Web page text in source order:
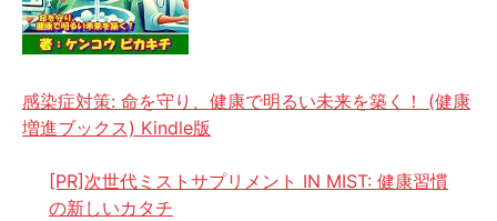
感染症対策: 命を守り、健康で明るい未来を築く！ (健康
増進ブックス) Kindle版
[PR]次世代ミストサプリメント IN MIST: 健康習慣
の新しいカタチ